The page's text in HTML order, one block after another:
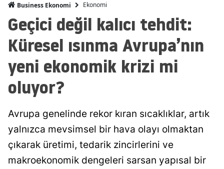
Business Ekonomi Ekonomi
Geçici değil kalıcı tehdit:
Küresel ısınma Avrupa’nın
yeni ekonomik krizi mi
oluyor?
Avrupa genelinde rekor kıran sıcaklıklar, artık
yalnızca mevsimsel bir hava olayı olmaktan
çıkarak üretimi, tedarik zincirlerini ve
makroekonomik dengeleri sarsan yapısal bir